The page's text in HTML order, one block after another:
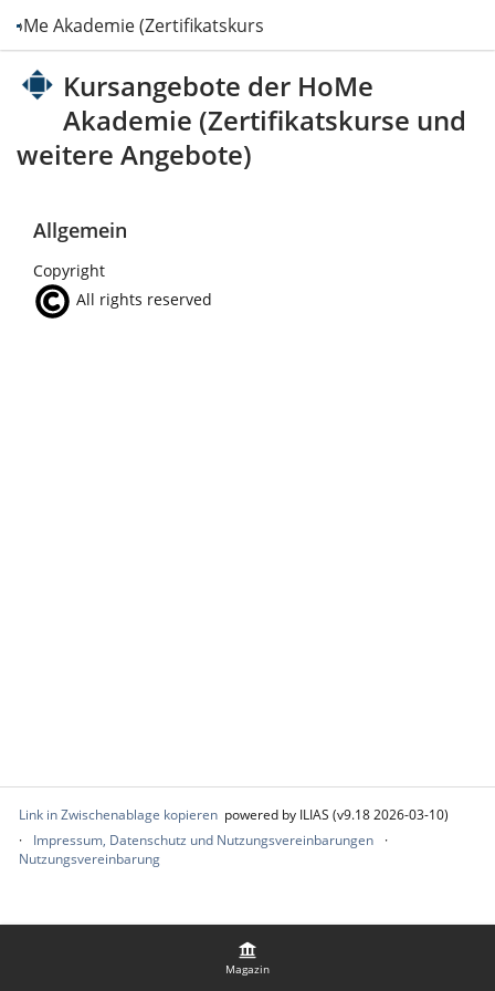
Akademie (Zertifikatskurse und weitere Angebote)
Magazin
Kursangebote der HoMe
Akademie (Zertifikatskurse und
weitere Angebote)
Allgemein
Copyright
All rights reserved
Link in Zwischenablage kopieren powered by ILIAS (v9.18 2026-03-10)
Impressum, Datenschutz und Nutzungsvereinbarungen
Nutzungsvereinbarung